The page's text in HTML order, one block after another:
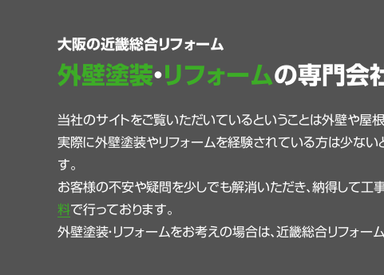
大阪の近畿総合リフォーム
外壁塗装・リフォームの専門会
当社のサイトをご覧いただいているということは外壁や屋
実際に外壁塗装やリフォームを経験されている方は少ない
す。
お客様の不安や疑問を少しでも解消いただき、納得して工事
料で行っております。
外壁塗装・リフォームをお考えの場合は、近畿総合リフォー